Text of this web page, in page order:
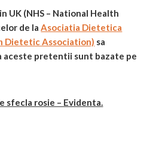
UK (NHS – National Health
de laAsociatia Dietetica
Dietetic Association) sa
aceste pretentii sunt bazate pe
sfecla rosie – Evidenta.